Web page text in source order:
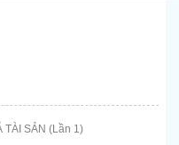
TÀI SẢN (Lần 1)